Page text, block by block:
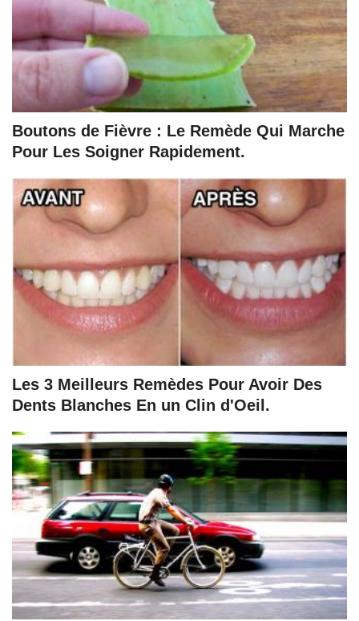
Boutons de Fièvre : Le Remède Qui Marche
Pour Les Soigner Rapidement.
Les 3 Meilleurs Remèdes Pour Avoir Des
Dents Blanches En un Clin d'Oeil.